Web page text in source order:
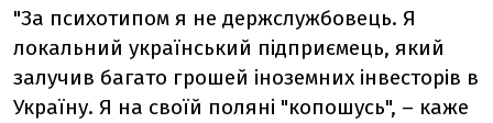
"За психотипом я не держслужбовець. Я
локальний український підприємець, який
залучив багато грошей іноземних інвесторів в
Україну. Я на своїй поляні "копошусь", – каже